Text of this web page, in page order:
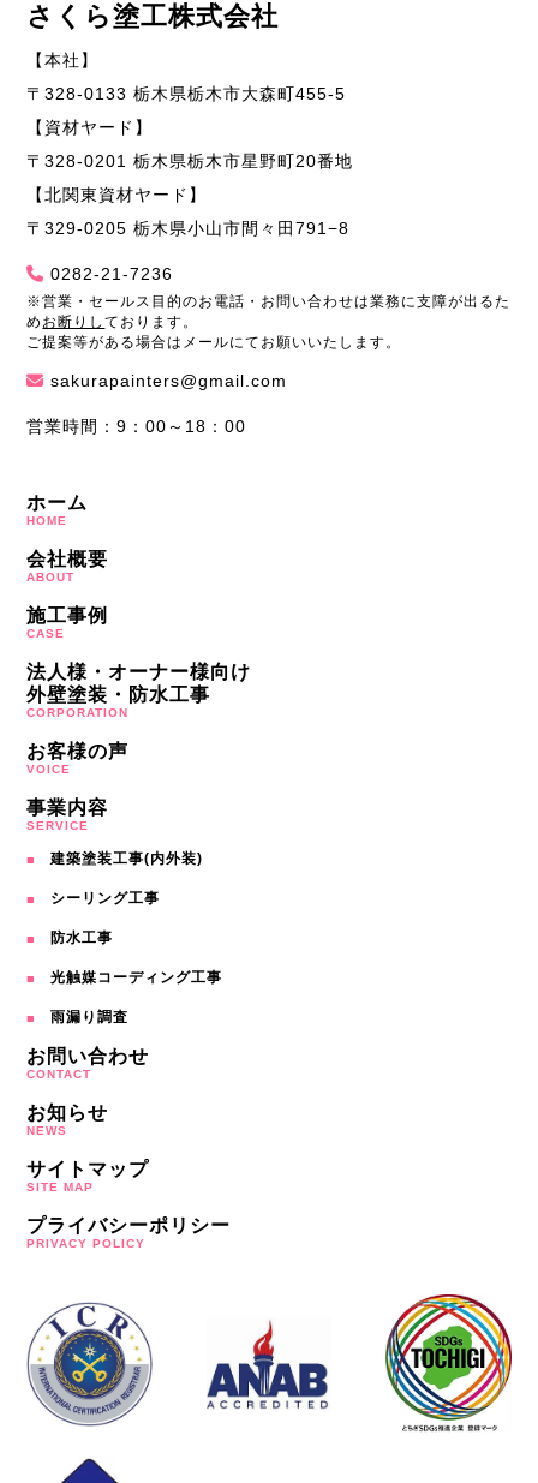
さくら塗工株式会社
【本社】
〒328-0133 栃木県栃木市大森町455-5
【資材ヤード】
〒328-0201 栃木県栃木市星野町20番地
【北関東資材ヤード】
〒329-0205 栃木県小山市間々田791−8
0282-21-7236
※営業・セールス目的のお電話・お問い合わせは業務に支障が出るた
め お断りしております。
ご提案等がある場合はメールにてお願いいたします。
sakurapainters@gmail.com
営業時間：9：00～18：00
ホーム
HOME
会社概要
ABOUT
施工事例
CASE
法人様・オーナー様向け
外壁塗装・防水工事
CORPORATION
お客様の声
VOICE
事業内容
SERVICE
建築塗装工事(内外装)
シーリング工事
防水工事
光触媒コーディング工事
雨漏り調査
お問い合わせ
CONTACT
お知らせ
NEWS
サイトマップ
SITE MAP
プライバシーポリシー
PRIVACY POLICY